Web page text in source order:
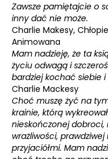
Zawsze pamiętajcie o
inny dać nie może.
Charlie Makesy,
Animowana
Mam nadzieję, że ta
życiu odwagą i
bardziej kochać siebie
Charlie Mackesy
Choć muszę żyć na
krainie, którą
nieskończonej
wrażliwości,
przyjaciółmi. Mam